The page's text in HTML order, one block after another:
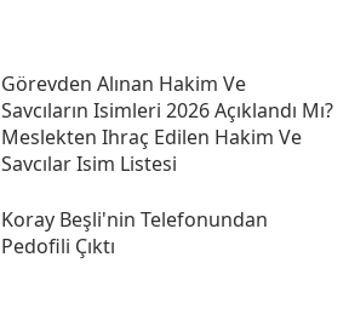
Görevden Alınan Hakim Ve
Savcıların Isimleri 2026 Açıklandı Mı?
Meslekten Ihraç Edilen Hakim Ve
Savcılar Isim Listesi
Koray Beşli'nin Telefonundan
Pedofili Çıktı